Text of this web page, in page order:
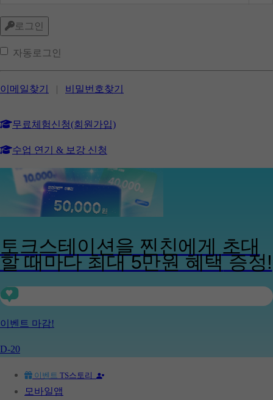
로그인
자동로그인
이메일찾기 비밀번호찾기
무료체험신청(회원가입)
수업 연기 & 보강 신청
토크스테이션을 찐친에게 초대
할 때마다 최대 5만원 혜택증정!
지금이*진님의 찐친김*영님이 토크스테이션으로 초대 되었
지금백*연님의 찐친김*윤님이 토크스테이션으로 초대 되었
지금류*현님의 찐친
지금
이*은님의 찐친
이벤트 마감!
D-20
이벤트 TS스토리
모바일앱